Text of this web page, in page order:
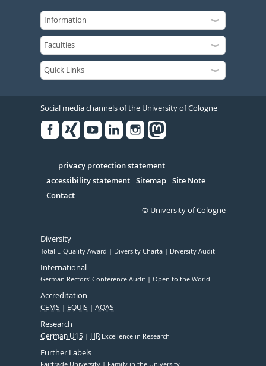
Social media channels of the University of Cologne
Serivce
privacy protection statement
accessibility statement Sitemap Site Note
Contact
© University of Cologne
Diversity
Total E-Quality Award Diversity Charta Diversity Audit
International
German Rectors' Conference Audit Open to the World
Accreditation
CEMS EQUIS AQAS
Research
German U15 HR Excellence in Research
Further Labels